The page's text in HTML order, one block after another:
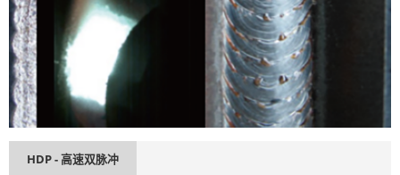
HDP - 高速双脉冲